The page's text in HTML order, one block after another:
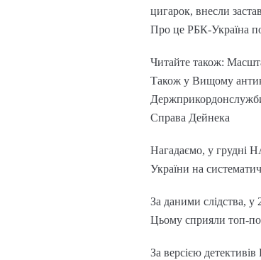
цигарок, внесли
Про це РБК-Україна
Читайте також:
Також у Вищому
Справа Дейнека
Нагадаємо, у грудні
України на
За даними слідства, у
Цьому сприяли топ-
За версією